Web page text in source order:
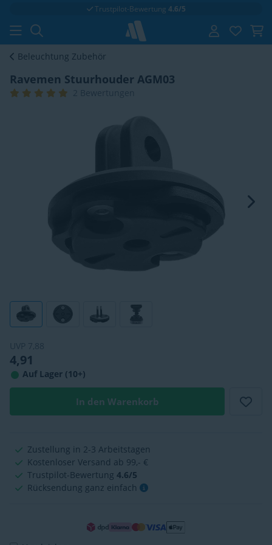
Trustpilot-Bewertung 4.6/5
Beleuchtung Zubehör
Ravemen Stuurhouder AGM03
2 Bewertungen
UVP 7,88
4,91
Auf Lager (10+)
In den Warenkorb
Zustellung in 2-3 Arbeitstagen
Kostenloser Versand ab 99,- €
Trustpilot-Bewertung4.6/5
Rücksendung ganz einfach